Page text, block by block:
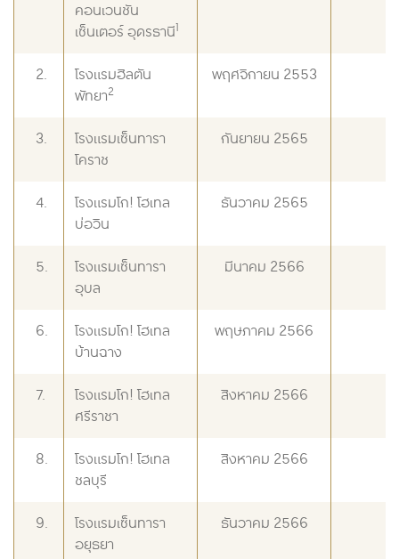
คอนเวนชัน
เซ็นเตอร์ อุดรธานี1
2.
โรงแรมฮิลตัน
พัทยา2
พฤศจิกายน 2553
3.
โรงแรมเซ็นทารา
โคราช
กันยายน 2565
4.
โรงแรมโก! โฮเทล
บ่อวิน
ธันวาคม 2565
5.
โรงแรมเซ็นทารา
อุบล
มีนาคม 2566
6.
โรงแรมโก! โฮเทล
บ้านฉาง
พฤษภาคม 2566
7.
โรงแรมโก! โฮเทล
ศรีราชา
สิงหาคม 2566
8.
โรงแรมโก! โฮเทล
ชลบุรี
สิงหาคม 2566
9.
โรงแรมเซ็นทารา
อยุธยา
ธันวาคม 2566